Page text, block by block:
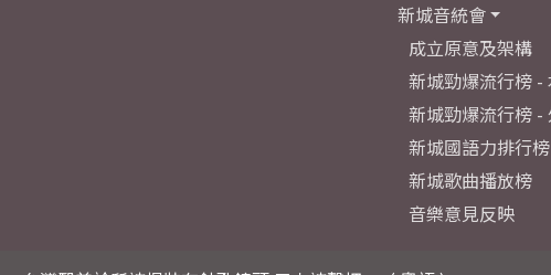
新城音統會
成立原意及架構
新城勁爆流行榜 -
新城勁爆流行榜 -
新城國語力排行榜
新城歌曲播放榜
音樂意見反映